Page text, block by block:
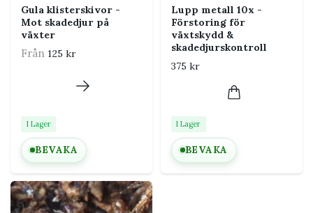
Gula klisterskivor -
Mot skadedjur på
växter
Från 125 kr
I Lager
BEVAKA
Lupp metall 10x -
Förstoring för
växtskydd &
skadedjurskontroll
375 kr
I Lager
BEVAKA